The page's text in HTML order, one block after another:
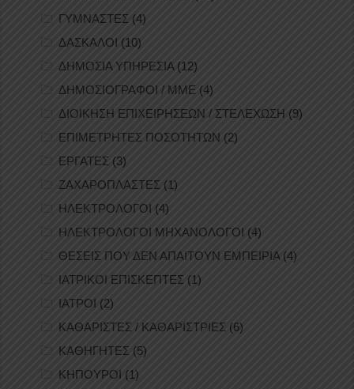
ΓΥΜΝΑΣΤΕΣ (4)
ΔΑΣΚΑΛΟΙ (10)
ΔΗΜΟΣΙΑ ΥΠΗΡΕΣΙΑ(12)
ΔΗΜΟΣΙΟΓΡΑΦΟΙ / ΜΜΕ (4)
ΔΙΟΙΚΗΣΗ ΕΠΙΧΕΙΡΗΣΕΩΝ / ΣΤΕΛΕΧΩΣΗ (9)
ΕΠΙΜΕΤΡΗΤΕΣ ΠΟΣΟΤΗΤΩΝ (2)
ΕΡΓΑΤΕΣ (3)
ΖΑΧΑΡΟΠΛΑΣΤΕΣ (1)
ΗΛΕΚΤΡΟΛΟΓΟΙ (4)
ΗΛΕΚΤΡΟΛΟΓΟΙ ΜΗΧΑΝΟΛΟΓΟΙ (4)
ΘΕΣΕΙΣ ΠΟΥ ΔΕΝ ΑΠΑΙΤΟΥΝ ΕΜΠΕΙΡΙΑ (4)
ΙΑΤΡΙΚΟΙ ΕΠΙΣΚΕΠΤΕΣ (1)
ΙΑΤΡΟΙ (2)
ΚΑΘΑΡΙΣΤΕΣ / ΚΑΘΑΡΙΣΤΡΙΕΣ (6)
ΚΑΘΗΓΗΤΕΣ (5)
ΚΗΠΟΥΡΟΙ (1)